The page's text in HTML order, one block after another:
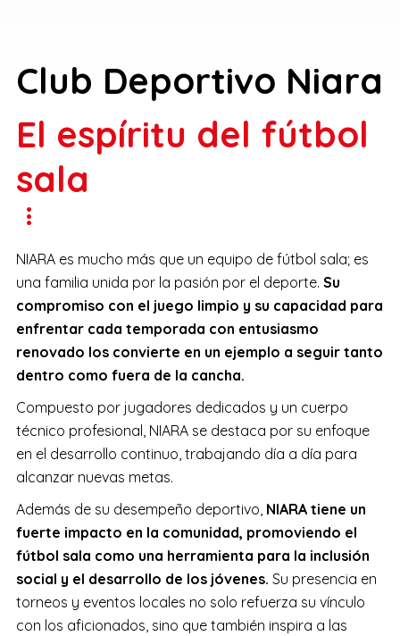
Club Deportivo Niara
El espíritu del fútbol
sala
NIARA es mucho más que un equipo de fútbol sala; es
una familia unida por la pasión por el deporte. Su
compromiso con el juego limpio y su capacidad para
enfrentar cada temporada con entusiasmo
renovado los convierte en un ejemplo a seguir tanto
dentro como fuera de la cancha.
Compuesto por jugadores dedicados y un cuerpo
técnico profesional, NIARA se destaca por su enfoque
en el desarrollo continuo, trabajando día a día para
alcanzar nuevas metas.
Además de su desempeño deportivo, NIARA tiene un
fuerte impacto en la comunidad, promoviendo el
fútbol sala como una herramienta para la inclusión
social y el desarrollo de los jóvenes. Su presencia en
torneos y eventos locales no solo refuerza su vínculo
con los aficionados, sino que también inspira a las